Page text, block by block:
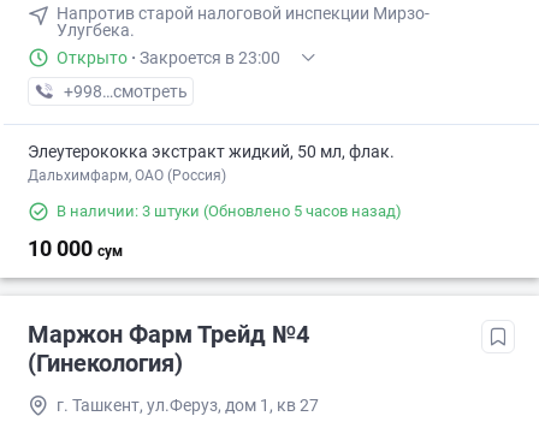
Напротив старой налоговой инспекции Мирзо-
Улугбека.
Открыто · Закроется в 23:00
+998 (99) XXX-XX-XX
смотреть
Элеутерококка экстракт жидкий, 50 мл, флак.
Дальхимфарм, ОАО (Россия)
В наличии: 3 штуки (Обновлено 5 часов назад)
10 000 сум
Маржон Фарм Трейд №4
(Гинекология)
г. Ташкент, ул.Феруз, дом 1, кв 27